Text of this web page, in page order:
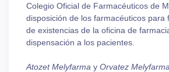
Colegio Oficial de Farmacéuticos de
disposición de los farmacéuticos para
de existencias de la oficina de
dispensación a los pacientes.
Atozet Melyfarma y Orvatez Melyfarma